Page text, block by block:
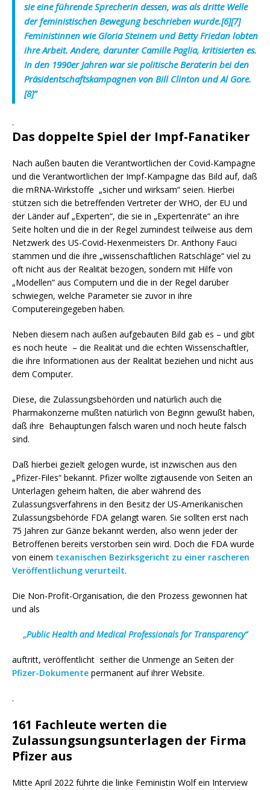
sie eine führende Sprecherin dessen, was als dritte Welle
der feministischen Bewegung beschrieben wurde.[6][7]
Feministinnen wie Gloria Steinem und Betty Friedan lobten
ihre Arbeit. Andere, darunter Camille Paglia, kritisierten es.
In den 1990er Jahren war sie politische Beraterin bei den
Präsidentschaftskampagnen von Bill Clinton und Al Gore.
[8]“
.
Das doppelte Spiel der Impf-Fanatiker
Nach außen bauten die Verantwortlichen der Covid-Kampagne
und die Verantwortlichen der Impf-Kampagne das Bild auf, daß
die mRNA-Wirkstoffe „sicher und wirksam“ seien. Hierbei
stützen sich die betreffenden Vertreter der WHO, der EU und
der Länder auf „Experten“, die sie in „Expertenräte“ an ihre
Seite holten und die in der Regel zumindest teilweise aus dem
Netzwerk des US-Covid-Hexenmeisters Dr. Anthony Fauci
stammen und die ihre „wissenschaftlichen Ratschläge“ viel zu
oft nicht aus der Realität bezogen, sondern mit Hilfe von
„Modellen“ aus Computern und die in der Regel darüber
schwiegen, welche Parameter sie zuvor in ihre
Computereingegeben haben.
Neben diesem nach außen aufgebauten Bild gab es – und gibt
es noch heute – die Realität und die echten Wissenschaftler,
die ihre Informationen aus der Realität beziehen und nicht aus
dem Computer.
Diese, die Zulassungsbehörden und natürlich auch die
Pharmakonzerne mußten natürlich von Beginn gewußt haben,
daß ihre Behauptungen falsch waren und noch heute falsch
sind.
Daß hierbei gezielt gelogen wurde, ist inzwischen aus den
„Pfizer-Files“ bekannt. Pfizer wollte zigtausende von Seiten an
Unterlagen geheim halten, die aber während des
Zulassungsverfahrens in den Besitz der US-Amerikanischen
Zulassungsbehörde FDA gelangt waren. Sie sollten erst nach
75 Jahren zur Gänze bekannt werden, also wenn jeder der
Betroffenen bereits verstorben sein wird. Doch die FDA wurde
von einem texanischen Bezirksgericht zu einer rascheren
Veröffentlichung verurteilt.
Die Non-Profit-Organisation, die den Prozess gewonnen hat
und als
„Public Health and Medical Professionals for Transparency“
auftritt, veröffentlicht seither die Unmenge an Seiten der
Pfizer-Dokumente permanent auf ihrer Website.
.
161 Fachleute werten die
Zulassungsungsunterlagen der Firma
Pfizer aus
Mitte April 2022 führte die linke Feministin Wolf ein Interview